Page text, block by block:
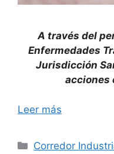
A través del
Enfermedades
Jurisdicción
acciones
Leer más
Categorías
Corredor